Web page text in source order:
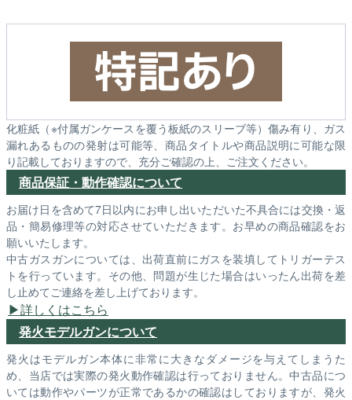
化粧紙（※付属ガンケースを覆う板紙のスリーブ等）傷み有り、ガス
漏れあるものの発射は可能等、商品タイトルや商品説明に可能な限
り記載しておりますので、充分ご確認の上、ご注文ください。
商品保証・動作確認について
お届け日を含めて7日以内にお申し出いただいた不具合には交換・返
品・簡易修理等の対応させていただきます。お早めの商品確認をお
願いいたします。
中古ガスガンについては、出荷直前にガスを装填してトリガーテス
トを行っています。その他、問題が生じた場合はいったん出荷を差
し止めてご連絡を差し上げております。
詳しくはこちら
発火モデルガンについて
発火はモデルガン本体に非常に大きなダメージを与えてしまうた
め、当店では実際の発火動作確認は行っておりません。中古品につ
いては動作やパーツが正常であるかの確認はしておりますが、発火